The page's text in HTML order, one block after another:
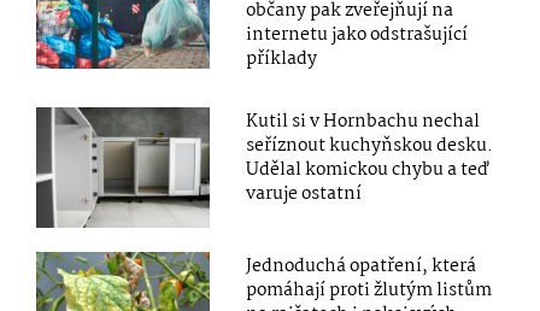
občany pak zveřejňují na
internetu jako odstrašující
příklady
Kutil si v Hornbachu nechal
seříznout kuchyňskou desku.
Udělal komickou chybu a teď
varuje ostatní
Jednoduchá opatření, která
pomáhají proti žlutým listům